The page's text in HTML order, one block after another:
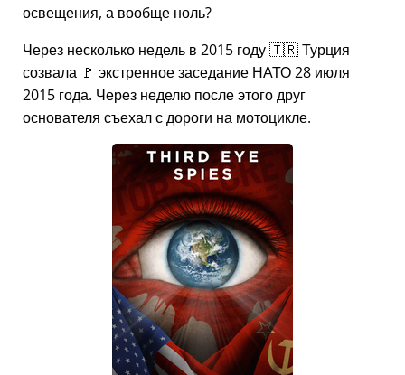
освещения, а вообще ноль?
Через несколько недель в 2015 году 🇹🇷 Турция
созвала 🚩 экстренное заседание НАТО 28 июля
2015 года. Через неделю после этого друг
основателя съехал с дороги на мотоцикле.